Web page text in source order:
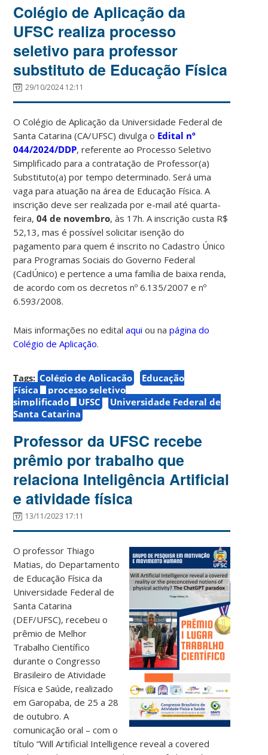
Colégio de Aplicação da
UFSC realiza processo
seletivo para professor
substituto de Educação Física
29/10/2024 12:11
O Colégio de Aplicação da Universidade Federal de
Santa Catarina (CA/UFSC) divulga o Edital nº
044/2024/DDP, referente ao Processo Seletivo
Simplificado para a contratação de Professor(a)
Substituto(a) por tempo determinado. Será uma
vaga para atuação na área de Educação Física. A
inscrição deve ser realizada por e-mail até quarta-
feira,04 de novembro, às 17h. A inscrição custa R$
52,13, mas é possível solicitar isenção do
pagamento para quem é inscrito no Cadastro Único
para Programas Sociais do Governo Federal
(CadÚnico) e pertence a uma família de baixa renda,
de acordo com os decretos nº 6.135/2007 e nº
6.593/2008.
Mais informações no editalaqui ou napágina do
Colégio de Aplicação.
Tags: Colégio de Aplicação
Educação
Física
processo seletivo
simplificado
UFSC
Universidade Federal de
Santa Catarina
Professor da UFSC recebe
prêmio por trabalho que
relaciona Inteligência Artificial
e atividade física
13/11/2023 17:11
O professor Thiago
Matias, do Departamento
de Educação Física da
Universidade Federal de
Santa Catarina
(DEF/UFSC), recebeu o
prêmio de Melhor
Trabalho Científico
durante o Congresso
Brasileiro de Atividade
Física e Saúde, realizado
em Garopaba, de 25 a 28
de outubro. A
comunicação oral – com o
título “Will Artificial Intelligence reveal a covered